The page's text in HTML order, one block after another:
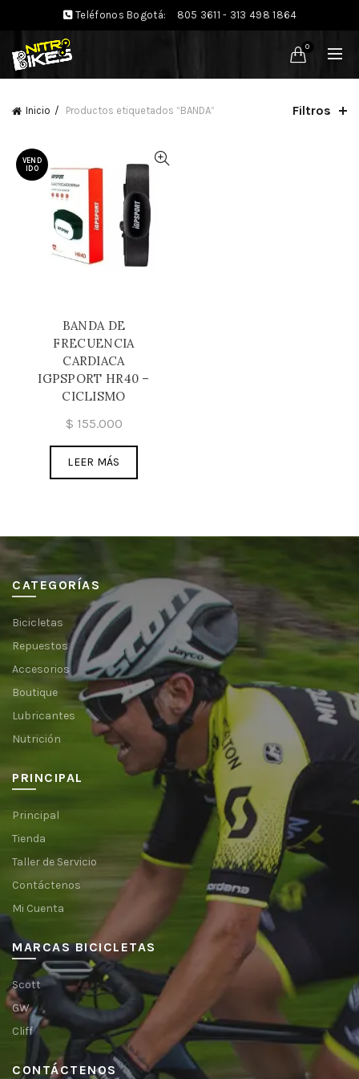
Teléfonos Bogotá: 805 3611 - 313 498 1864
0
Inicio Productos etiquetados “BANDA” Filtros
VEND
IDO
BANDA DE
FRECUENCIA
CARDIACA
IGPSPORT HR40 –
CICLISMO
$ 155.000
LEER MÁS
CATEGORÍAS
Bicicletas
Repuestos
Accesorios
Boutique
Lubricantes
Nutrición
PRINCIPAL
Principal
Tienda
Taller de Servicio
Contáctenos
Mi Cuenta
MARCAS BICICLETAS
Scott
GW
Cliff
CONTÁCTENOS